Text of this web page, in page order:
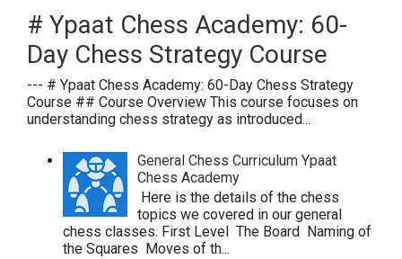
# Ypaat Chess Academy: 60-
Day Chess Strategy Course
--- # Ypaat Chess Academy: 60-Day Chess Strategy
Course ## Course Overview This course focuses on
understanding chess strategy as introduced...
General Chess Curriculum Ypaat
Chess Academy
Here is the details of the chess
topics we covered in our general
chess classes. First Level The Board Naming of
the Squares Moves of th...